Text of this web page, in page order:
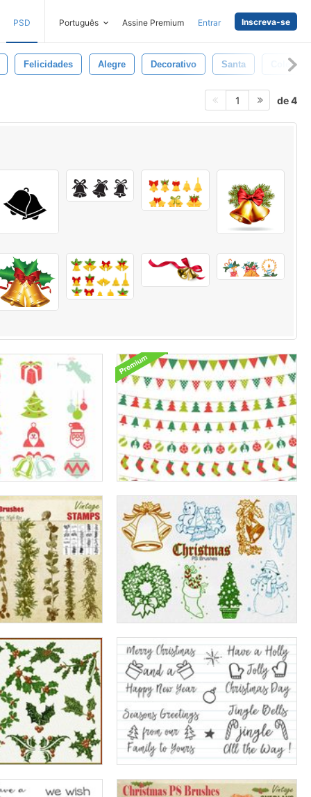
PSD Português Assine Premium Entrar Inscreva-se
Felicidades Alegre Decorativo Santa Coleção
1 de 4